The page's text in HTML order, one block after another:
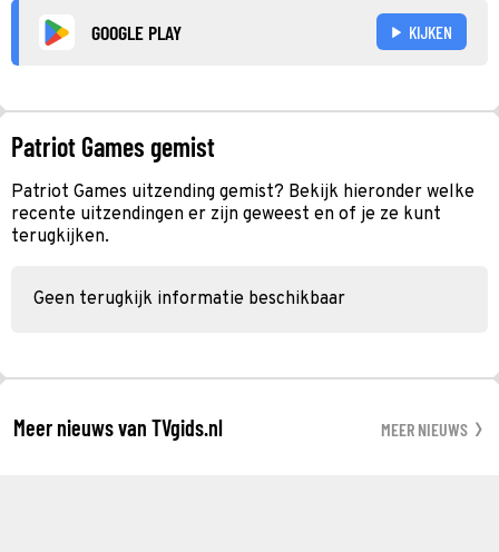
GOOGLE PLAY KIJKEN
Patriot Games gemist
Patriot Games uitzending gemist? Bekijk hieronder welke
recente uitzendingen er zijn geweest en of je ze kunt
terugkijken.
Geen terugkijk informatie beschikbaar
Meer nieuws van TVgids.nl MEER NIEUWS